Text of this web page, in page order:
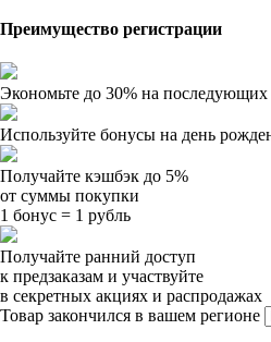
Преимущество регистрации
Экономьте до 30% на последующих
Используйте бонусы на день
Получайте кэшбэк до 5%
от суммы покупки
1 бонус = 1 рубль
Получайте ранний доступ
к предзаказам и участвуйте
в секретных акциях и распродажах
Товар закончился в вашем регионе